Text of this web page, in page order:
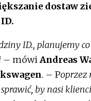
dostaw
ID.
ID., planujemy
– mówiAndreas
. – Poprzez
by nasi